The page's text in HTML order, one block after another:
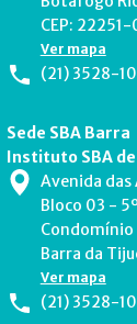
CEP:
Ver mapa
(21) 3528-
Sede SBA Barra
Instituto SBA
Avenida
Bloco 03 -
Condomínio
Barra da
Ver mapa
(21) 3528-